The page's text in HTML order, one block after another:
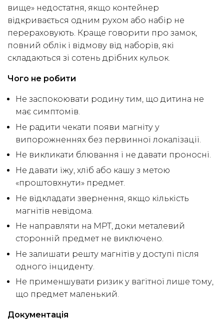
вище» недостатня, якщо контейнер
відкривається одним рухом або набір не
перераховують. Краще говорити про замок,
повний облік і відмову від наборів, які
складаються зі сотень дрібних кульок.
Чого не робити
Не заспокоювати родину тим, що дитина не
має симптомів.
Не радити чекати появи магніту у
випорожненнях без первинної локалізації.
Не викликати блювання і не давати проносні.
Не давати їжу, хліб або кашу з метою
«проштовхнути» предмет.
Не відкладати звернення, якщо кількість
магнітів невідома.
Не направляти на МРТ, доки металевий
сторонній предмет не виключено.
Не залишати решту магнітів у доступі після
одного інциденту.
Не применшувати ризик у вагітної лише тому,
що предмет маленький.
Документація